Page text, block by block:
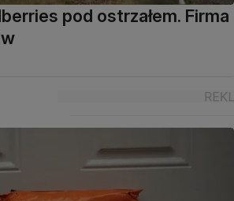
pod ostrzałem. Firma